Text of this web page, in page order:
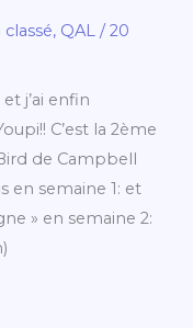
classé, QAL /20
j’ai enfin
C’est la 2ème
de Campbell
en semaine 1: et
» en semaine 2: